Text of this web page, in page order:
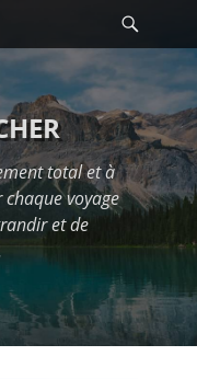
total et à
voyage
et de